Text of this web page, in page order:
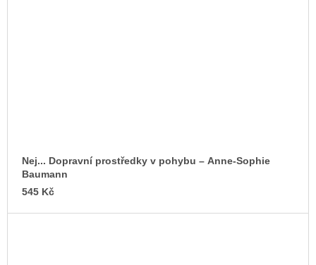
Nej... Dopravní prostředky v pohybu – Anne-Sophie
Baumann
545 Kč